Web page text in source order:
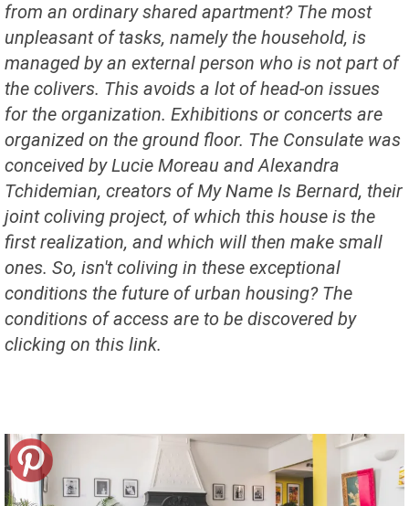
from an ordinary shared apartment? The most
unpleasant of tasks, namely the household, is
managed by an external person who is not part of
the colivers. This avoids a lot of head-on issues
for the organization. Exhibitions or concerts are
organized on the ground floor. The Consulate was
conceived by Lucie Moreau and Alexandra
Tchidemian, creators of My Name Is Bernard, their
joint coliving project, of which this house is the
first realization, and which will then make small
ones. So, isn't coliving in these exceptional
conditions the future of urban housing? The
conditions of access are to be discovered by
clicking on this link.